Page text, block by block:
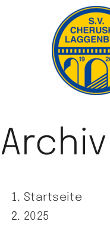
Startseite
2025